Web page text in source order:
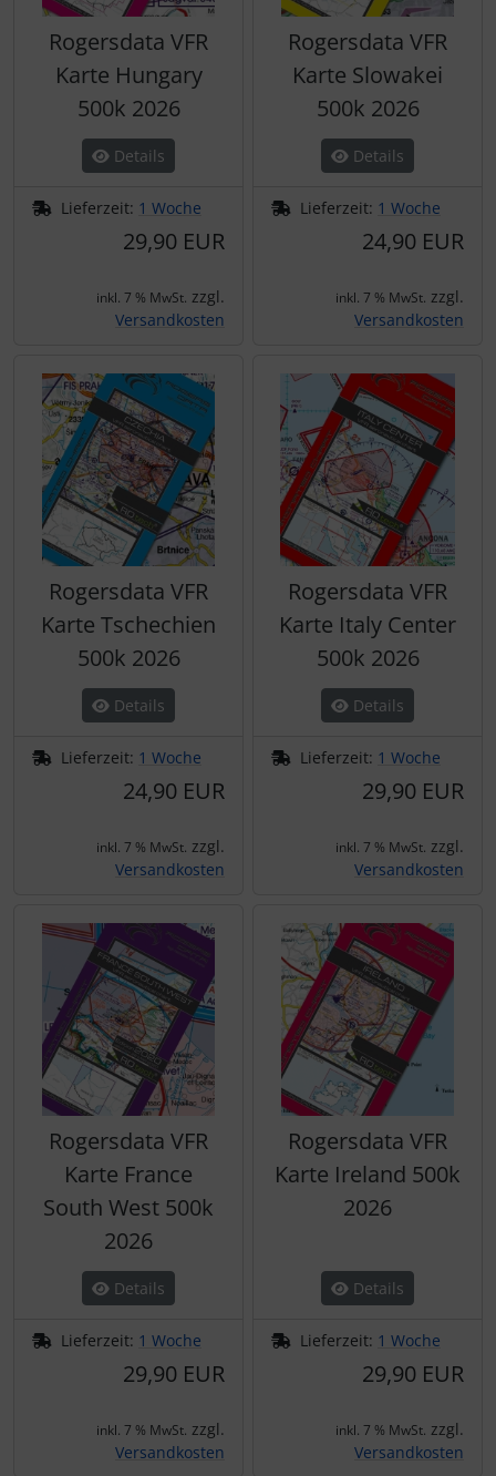
Rogersdata VFR
Karte Hungary
500k 2026
Details
Lieferzeit: 1 Woche
29,90 EUR
inkl. 7 % MwSt. zzgl.
Versandkosten
Rogersdata VFR
Karte Slowakei
500k 2026
Details
Lieferzeit: 1 Woche
24,90 EUR
inkl. 7 % MwSt. zzgl.
Versandkosten
Rogersdata VFR
Karte Tschechien
500k 2026
Details
Lieferzeit: 1 Woche
24,90 EUR
inkl. 7 % MwSt. zzgl.
Versandkosten
Rogersdata VFR
Karte Italy Center
500k 2026
Details
Lieferzeit: 1 Woche
29,90 EUR
inkl. 7 % MwSt. zzgl.
Versandkosten
Rogersdata VFR
Karte France
South West 500k
2026
Details
Lieferzeit: 1 Woche
29,90 EUR
inkl. 7 % MwSt. zzgl.
Versandkosten
Rogersdata VFR
Karte Ireland 500k
2026
Details
Lieferzeit: 1 Woche
29,90 EUR
inkl. 7 % MwSt. zzgl.
Versandkosten